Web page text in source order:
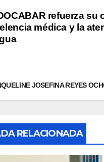
refuerza su
médica y la
JOSEFINA REYES
RELACIONADA